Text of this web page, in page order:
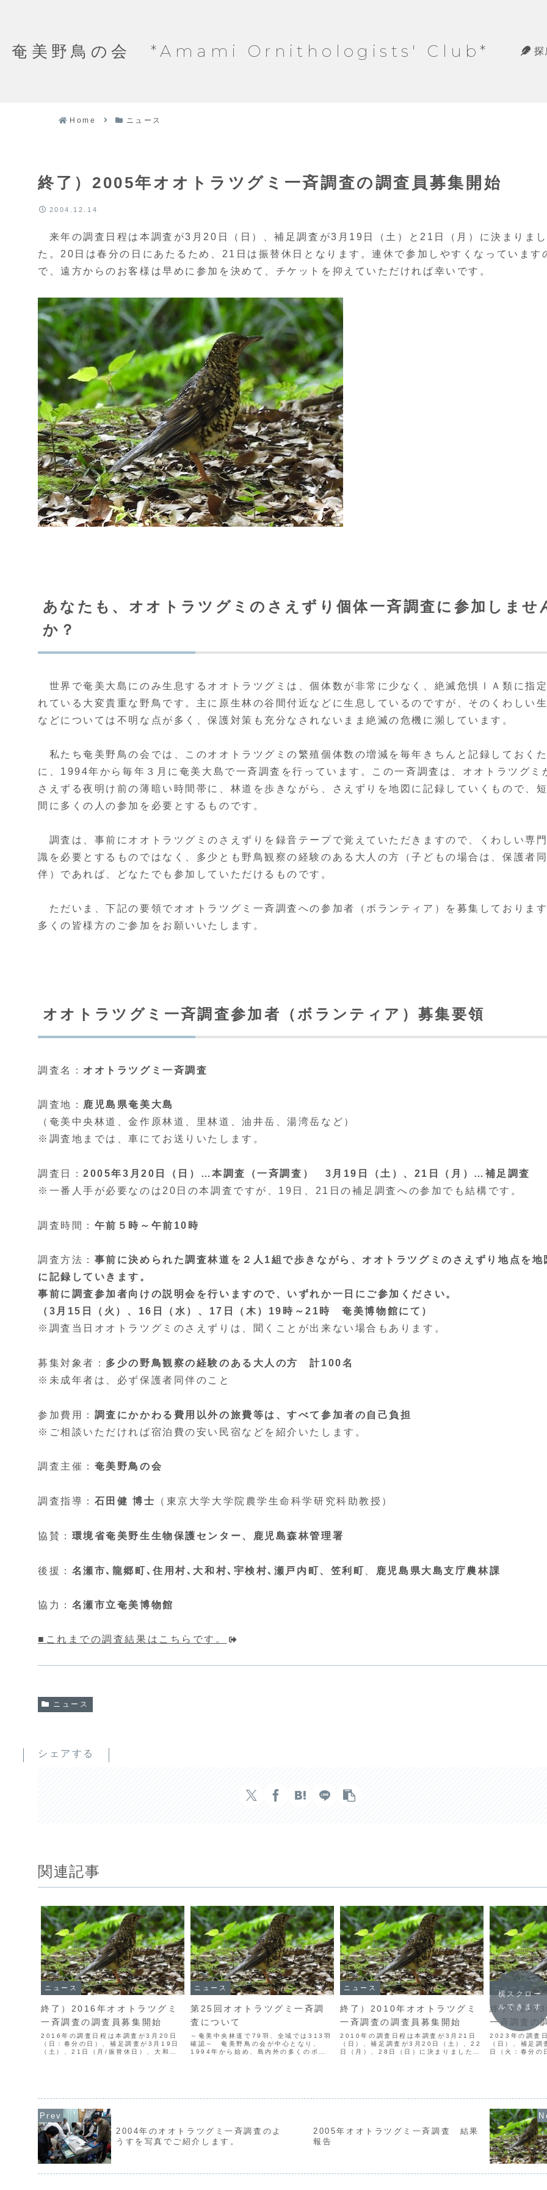
奄美野鳥の会 *Amami Ornithologists' Club*
Home ニュース
終了）2005年オオトラツグミ一斉調査の調査員募集開始
2004.12.14
来年の調査日程は本調査が3月20日（日）、補足調査が3月19日（土）と21日（月）に決まりまし
た。20日は春分の日にあたるため、21日は振替休日となります。連休で参加しやすくなっています
で、遠方からのお客様は早めに参加を決めて、チケットを抑えていただければ幸いです。
あなたも、オオトラツグミのさえずり個体一斉調査に参加しませ
か？
世界で奄美大島にのみ生息するオオトラツグミは、個体数が非常に少なく、絶滅危惧ⅠＡ類に指
れている大変貴重な野鳥です。主に原生林の谷間付近などに生息しているのですが、そのくわしい
などについては不明な点が多く、保護対策も充分なされないまま絶滅の危機に瀕しています。
私たち奄美野鳥の会では、このオオトラツグミの繁殖個体数の増減を毎年きちんと記録しておく
に、1994年から毎年３月に奄美大島で一斉調査を行っています。この一斉調査は、オオトラツグミ
さえずる夜明け前の薄暗い時間帯に、林道を歩きながら、さえずりを地図に記録していくもので、
間に多くの人の参加を必要とするものです。
調査は、事前にオオトラツグミのさえずりを録音テープで覚えていただきますので、くわしい専
識を必要とするものではなく、多少とも野鳥観察の経験のある大人の方（子どもの場合は、保護者
伴）であれば、どなたでも参加していただけるものです。
ただいま、下記の要領でオオトラツグミ一斉調査への参加者（ボランティア）を募集しておりま
多くの皆様方のご参加をお願いいたします。
オオトラツグミ一斉調査参加者（ボランティア）募集要領
調査名： オオトラツグミ一斉調査
調査地：
鹿児島県奄美大島
（奄美中央林道、金作原林道、里林道、油井岳、湯湾岳など）
※調査地までは、車にてお送りいたします。
調査日：2005年3月20日（日）…本調査（一斉調査）
3月19日（土）、21日（月）…補足調査
※一番人手が必要なのは20日の本調査ですが、19日、21日の補足調査への参加でも結構です。
調査時間： 午前５時～午前10時
調査方法： 事前に決められた調査林道を２人1組で歩きながら、オオトラツグミのさえずり地点を地
に記録していきます。
事前に調査参加者向けの説明会を行いますので、いずれか一日にご参加ください。
（3月15日（火）、16日（水）、17日（木）19時～21時 奄美博物館にて）
※調査当日オオトラツグミのさえずりは、聞くことが出来ない場合もあります。
募集対象者： 多少の野鳥観察の経験のある大人の方 計100名
※未成年者は、必ず保護者同伴のこと
参加費用： 調査にかかわる費用以外の旅費等は、すべて参加者の自己負担
※ご相談いただければ宿泊費の安い民宿などを紹介いたします。
調査主催： 奄美野鳥の会
調査指導： 石田健 博士 （東京大学大学院農学生命科学研究科助教授）
協賛： 環境省奄美野生生物保護センター、 鹿児島森林管理署
後援： 名瀬市､龍郷町､住用村､大和村､宇検村､瀬戸内町、笠利町 鹿児島県大島支庁農林課
協力： 名瀬市立奄美博物館
■これまでの調査結果はこちらです。
ニュース
シェアする
関連記事
ニュース
終了）2016年オオトラツグミ
一斉調査の調査員募集開始
2016年の調査日程は本調査が3月20日
（日：春分の日）、補足調査が3月19日
（土）、21日（月/振替休日）、大和村
ニュース
第25回オオトラツグミ一斉調
査について
～奄美中央林道で79羽、全域では313羽
確認～ 奄美野鳥の会が中心となり、
1994年から始め、島内外の多くのボラ
ニュース
終了）2010年オオトラツグミ
一斉調査の調査員募集開始
2010年の調査日程は本調査が3月21日
（日）、補足調査が3月20日（土）、22
日（月）、28日（日）に決まりました。
ニュース
終了）2023
一斉調査の
2023年の調査
（日）、補足
日（火：春分の
横スクロー
ルできます
2004年のオオトラツグミ一斉調査のよ
うすを写真でご紹介します。
2005年オオトラツグミ一斉調査 結果
報告